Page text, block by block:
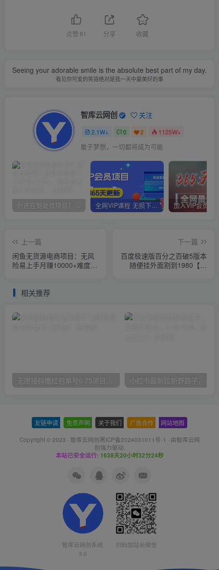
点赞 81 分享 收藏
Seeing your adorable smile is the absolute best part of my day.
看见你可爱的笑容绝对是我一天中最美好的事
智库云网创 关注
2.1W+ 0 2 1125W+
敢于梦想，一切都将成为可能
你还在到处找项目？还在当韭菜？我靠卖项目一个月收入5万+，曾经我也是个失败者。 全网VIP课程 无损下载~
上一篇
闲鱼无货源电商项目：无风
险易上手月赚10000+难度低
下一篇
百度极速版百分之百破5版本
随便挂外面割到1980【揭
相关推荐
无限接码撸红包单号0.75项目无偿分享给你【揭秘】
友链申请 免责声明 关于我们 广告合作 网站地图
Copyright © 2023 · 智库云网创黑ICP备2024031011号-1 · 由智库云网
创强力驱动.
本站已安全运行: 1638天20小时32分25秒
智库云网创系统
3.0
扫码加站长微信